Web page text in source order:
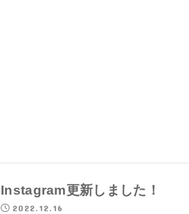
Instagram更新しました！
2022.12.16